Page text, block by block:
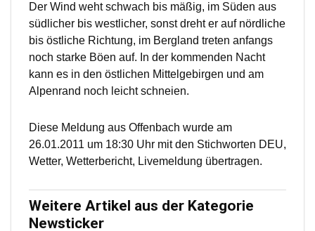
Der Wind weht schwach bis mäßig, im Süden aus
südlicher bis westlicher, sonst dreht er auf nördliche
bis östliche Richtung, im Bergland treten anfangs
noch starke Böen auf. In der kommenden Nacht
kann es in den östlichen Mittelgebirgen und am
Alpenrand noch leicht schneien.
Diese Meldung aus Offenbach wurde am
26.01.2011 um 18:30 Uhr mit den Stichworten DEU,
Wetter, Wetterbericht, Livemeldung übertragen.
Weitere Artikel aus der Kategorie
Newsticker